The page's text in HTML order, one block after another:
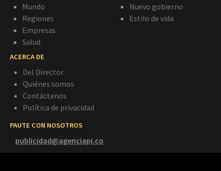
Mundo
Regiones
Empresas
Salud
Nuevo gobierno
Estilo de vida
ACERCA DE
Del Director
Quiénes somos
Contáctenos
Política de privacidad
PAUTE CON NOSOTROS
publicidad@agenciapi.co